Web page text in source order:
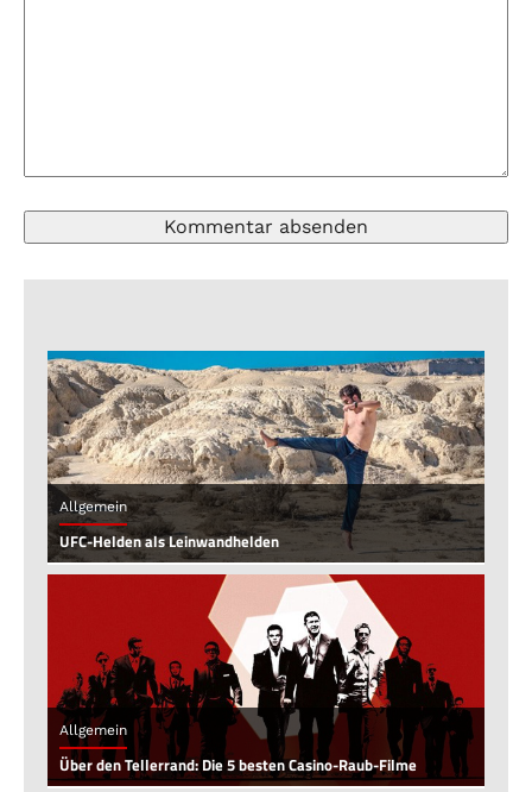
Allgemein
UFC-Helden als Leinwandhelden
Allgemein
Über den Tellerrand: Die 5 besten Casino-Raub-Filme